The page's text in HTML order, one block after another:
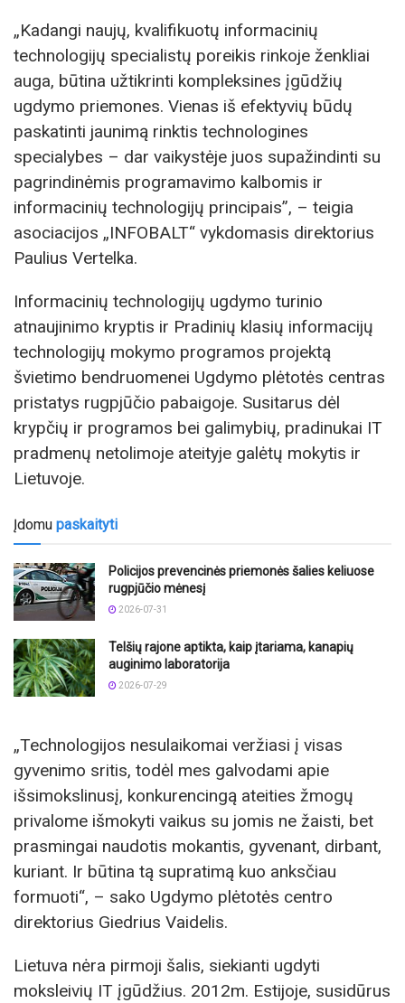
„Kadangi naujų, kvalifikuotų informacinių
technologijų specialistų poreikis rinkoje ženkliai
auga, būtina užtikrinti kompleksines įgūdžių
ugdymo priemones. Vienas iš efektyvių būdų
paskatinti jaunimą rinktis technologines
specialybes – dar vaikystėje juos supažindinti su
pagrindinėmis programavimo kalbomis ir
informacinių technologijų principais”, – teigia
asociacijos „INFOBALT“ vykdomasis direktorius
Paulius Vertelka.
Informacinių technologijų ugdymo turinio
atnaujinimo kryptis ir Pradinių klasių informacijų
technologijų mokymo programos projektą
švietimo bendruomenei Ugdymo plėtotės centras
pristatys rugpjūčio pabaigoje. Susitarus dėl
krypčių ir programos bei galimybių, pradinukai IT
pradmenų netolimoje ateityje galėtų mokytis ir
Lietuvoje.
Įdomu paskaityti
Policijos prevencinės priemonės šalies keliuose
rugpjūčio mėnesį
2026-07-31
Telšių rajone aptikta, kaip įtariama, kanapių
auginimo laboratorija
2026-07-29
„Technologijos nesulaikomai veržiasi į visas
gyvenimo sritis, todėl mes galvodami apie
išsimokslinusį, konkurencingą ateities žmogų
privalome išmokyti vaikus su jomis ne žaisti, bet
prasmingai naudotis mokantis, gyvenant, dirbant,
kuriant. Ir būtina tą supratimą kuo anksčiau
formuoti“, – sako Ugdymo plėtotės centro
direktorius Giedrius Vaidelis.
Lietuva nėra pirmoji šalis, siekianti ugdyti
moksleivių IT įgūdžius. 2012m. Estijoje, susidūrus